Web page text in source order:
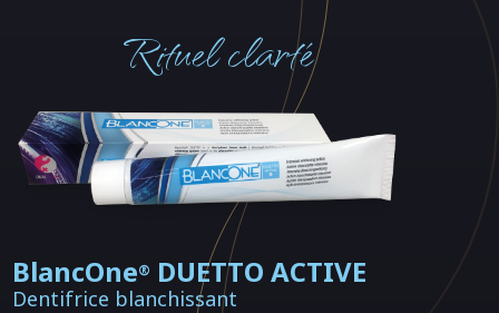
Rituel clarté
BlancOne® DUETTO ACTIVE
Dentifrice blanchissant